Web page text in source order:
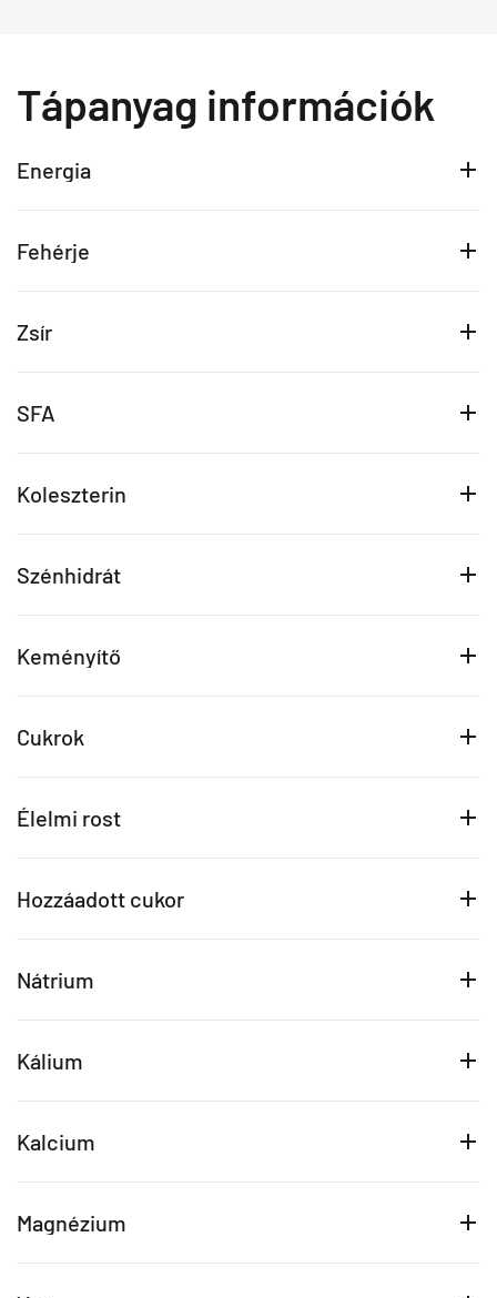
Tápanyag információk
Energia
Fehérje
Zsír
SFA
Koleszterin
Szénhidrát
Keményítő
Cukrok
Élelmi rost
Hozzáadott cukor
Nátrium
Kálium
Kalcium
Magnézium